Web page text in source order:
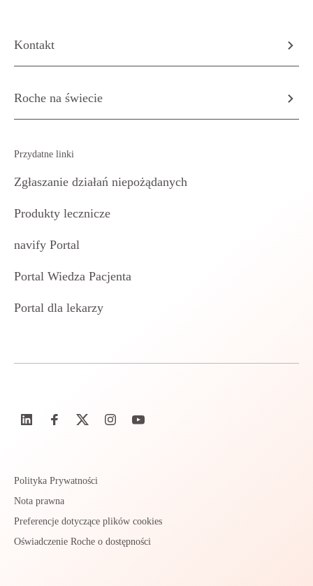
Kontakt
Roche na świecie
Przydatne linki
Zgłaszanie działań niepożądanych
Produkty lecznicze
navify Portal
Portal Wiedza Pacjenta
Portal dla lekarzy
Polityka Prywatności
Nota prawna
Preferencje dotyczące plików cookies
Oświadczenie Roche o dostępności